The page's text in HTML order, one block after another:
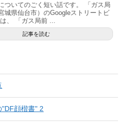
ついてのごく短い話です。 「ガス局
城県仙台市）のGoogleストリートビ
、 「ガス局前 ...
記事を読む
顔楷書" 2